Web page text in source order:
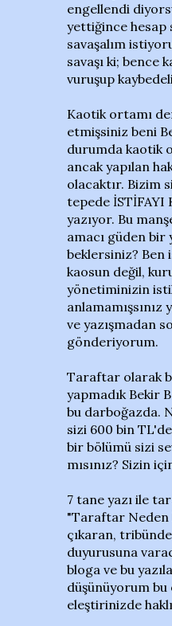
engellendi
yettiğince hesap
savaşalım
savaşı ki; bence
vuruşup
Kaotik ortamı
etmişsiniz beni
durumda kaotik
ancak yapılan
olacaktır. Bizim
tepede İSTİFAYI
yazıyor. Bu
amacı güden bir
beklersiniz? Ben
kaosun değil,
yönetiminizin
ve yazışmadan
gönderiyorum.
Taraftar olarak
yapmadık Bekir
bu darboğazda.
sizi 600 bin
bir bölümü sizi
mısınız? Sizin
7 tane yazı ile
"Taraftar Neden
çıkaran,
duyurusuna
bloga ve bu
düşünüyorum
eleştirinizde